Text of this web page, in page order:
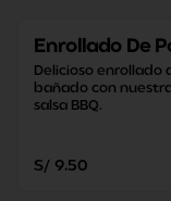
Enrollado De
Delicioso enrollado
bañado con
salsa BBQ.
S/ 9.50